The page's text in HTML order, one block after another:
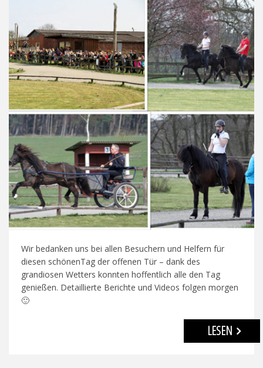
Wir bedanken uns bei allen Besuchern und Helfern für
diesen schönenTag der offenen Tür – dank des
grandiosen Wetters konnten hoffentlich alle den Tag
genießen. Detaillierte Berichte und Videos folgen morgen
🙂
LESEN